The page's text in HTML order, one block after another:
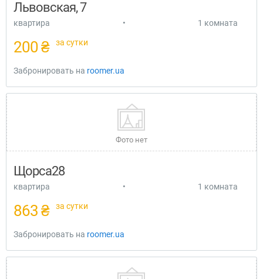
Львовская, 7
квартира • 1 комната
200 ₴ за сутки
Забронировать на roomer.ua
Фото нет
Щорса28
квартира • 1 комната
863 ₴ за сутки
Забронировать на roomer.ua